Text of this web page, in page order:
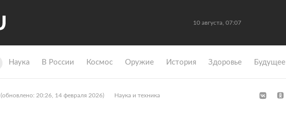
10 августа, 07:07
Наука В России Космос Оружие История Здоровье Будущее
(обновлено: 20:26, 14 февраля 2026) Наука и техника